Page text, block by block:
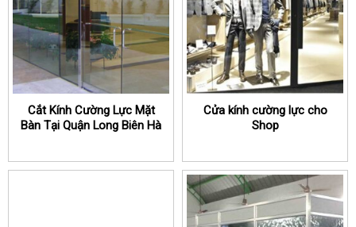
Cắt Kính Cường Lực Mặt
Bàn Tại Quận Long Biên Hà
Cửa kính cường lực cho
Shop